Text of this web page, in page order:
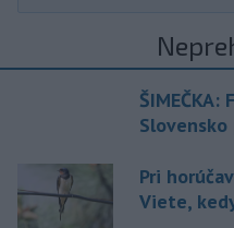
Pri
Viete,